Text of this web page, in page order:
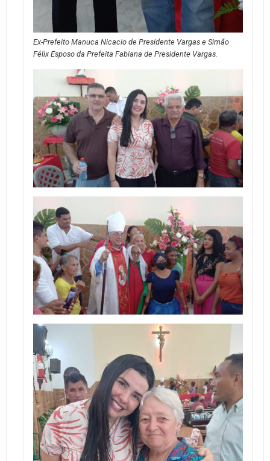
Ex-Prefeito Manuca Nicacio de Presidente Vargas e Simão
Félix Esposo da Prefeita Fabiana de Presidente Vargas.